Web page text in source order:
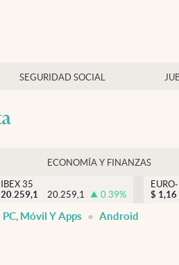
SEGURIDAD SOCIAL
ECONOMÍA Y FINANZAS
IBEX 35
20.259,1
20.259,1 0.39%
$ 1,16
PC, Móvil Y Apps Android